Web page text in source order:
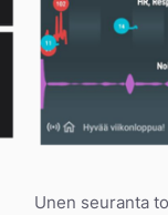
Unen seuranta